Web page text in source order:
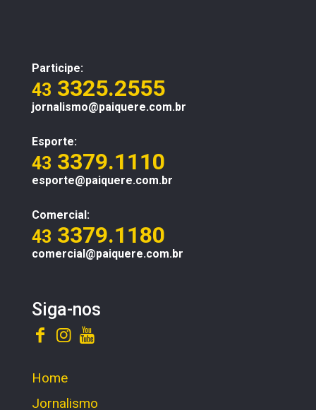
Participe:
43 3325.2555
jornalismo@paiquere.com.br
Esporte:
43 3379.1110
esporte@paiquere.com.br
Comercial:
43 3379.1180
comercial@paiquere.com.br
Siga-nos
Home
Jornalismo